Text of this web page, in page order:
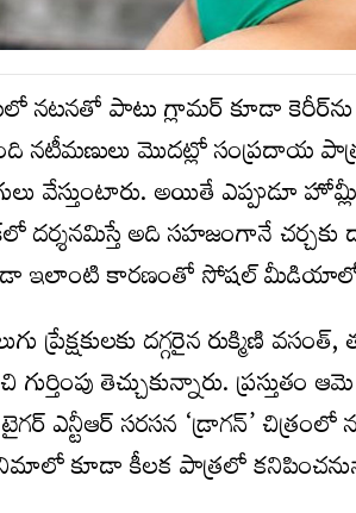
నటనతో పాటు గ్లామర్ కూడా
మొదట్లో సంప్రదాయ
వేస్తుంటారు. అయితే ఎప్పుడూ
అది సహజంగానే చర్చకు దారి
కూడా ఇలాంటి కారణంతో సోషల్
ప్రేక్షకులకు దగ్గరైన రుక్మిణి
తెచ్చుకున్నారు. ప్రస్తుతం ఆమె
ఎన్టీఆర్ సరసన ‘డ్రాగన్’
కూడా కీలక పాత్రలో